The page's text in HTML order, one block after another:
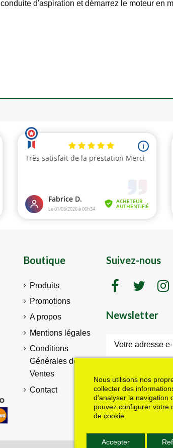
Nous utilisons nos
collecter des
d'analyser la navigation
pouvez configurer votre
de cookie.
Accepter
conduite d'aspiration et démarrez le moteur en
Boutique
Produits
Promotions
A propos
Mentions légales
Conditions
Générales de
Ventes
Contact
Suivez-nous
Newsletter
dans le mail de
l'adresse email
vous désinscrire à
d'informations dans
J'accepte les